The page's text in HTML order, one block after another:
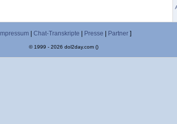
Impressum Chat-Transkripte Presse Partner ]
© 1999 - 2026 dol2day.com ()